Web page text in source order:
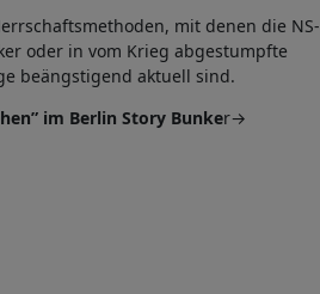
mit denen die NS-
oder in vom Krieg abgestumpfte
beängstigend aktuell sind.
im Berlin Story Bunker